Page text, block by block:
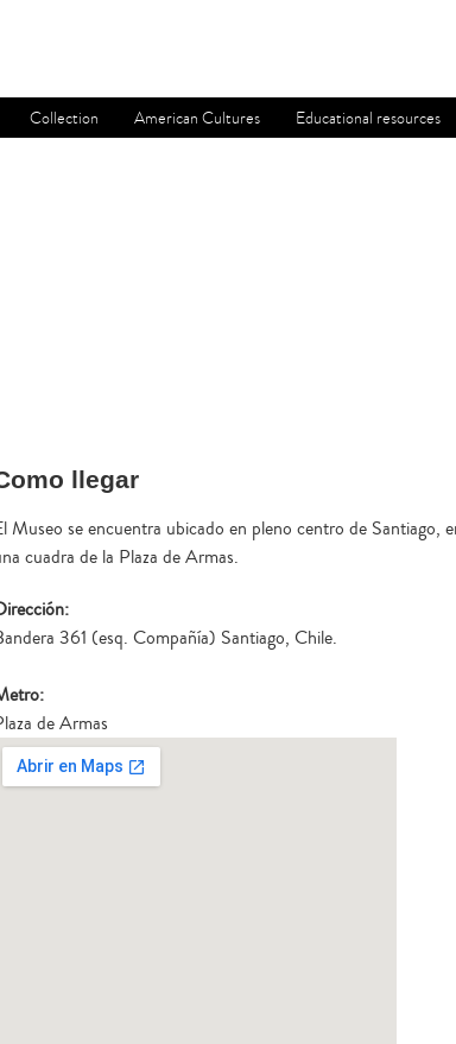
Collection American Cultures Educational resources
llegar
Museo se encuentra ubicado en pleno centro de Santiago,
cuadra de la Plaza de Armas.
361 (esq. Compañía) Santiago, Chile.
de Armas